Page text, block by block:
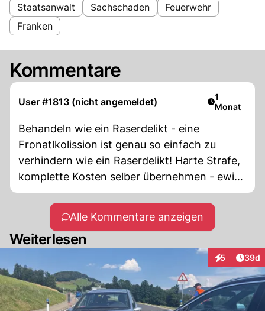
Staatsanwalt Sachschaden
Feuerwehr
Franken
Kommentare
User #1813 (nicht angemeldet) Artikel
1
Monat
Behandeln wie ein Raserdelikt - eine
Fronatlkolission ist genau so einfach zu
verhindern wie ein Raserdelikt! Harte Strafe,
komplette Kosten selber übernehmen - ewigs
Billetentzug und Gefägnis für den
Verursacher! Road Cross schweigt wie immer
zu diesem Thema!
Alle Kommentare anzeigen
Weiterlesen
5
Interaktionen
39d